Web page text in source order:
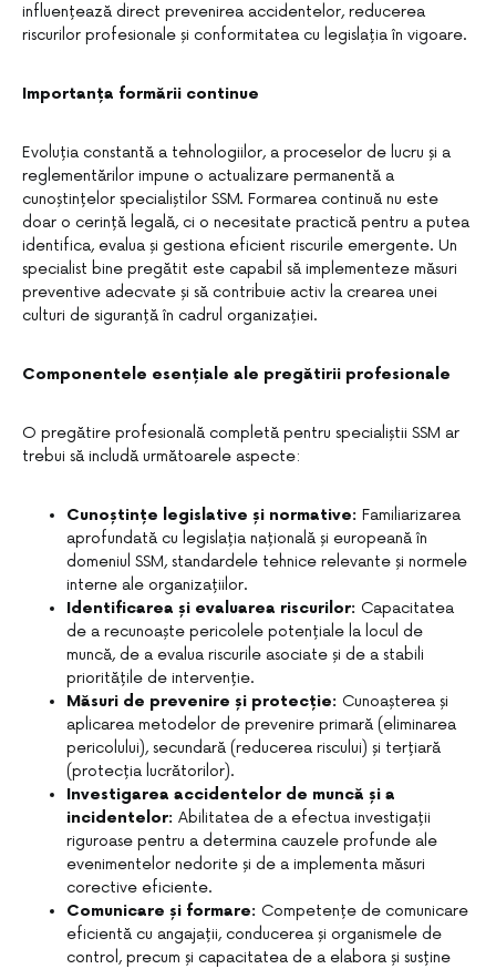
influențează direct prevenirea accidentelor, reducerea
riscurilor profesionale și conformitatea cu legislația în vigoare.
Importanța formării continue
Evoluția constantă a tehnologiilor, a proceselor de lucru și a
reglementărilor impune o actualizare permanentă a
cunoștințelor specialiștilor SSM. Formarea continuă nu este
doar o cerință legală, ci o necesitate practică pentru a putea
identifica, evalua și gestiona eficient riscurile emergente. Un
specialist bine pregătit este capabil să implementeze măsuri
preventive adecvate și să contribuie activ la crearea unei
culturi de siguranță în cadrul organizației.
Componentele esențiale ale pregătirii profesionale
O pregătire profesională completă pentru specialiștii SSM ar
trebui să includă următoarele aspecte:
Cunoștințe legislative și normative: Familiarizarea
aprofundată cu legislația națională și europeană în
domeniul SSM, standardele tehnice relevante și normele
interne ale organizațiilor.
Identificarea și evaluarea riscurilor: Capacitatea
de a recunoaște pericolele potențiale la locul de
muncă, de a evalua riscurile asociate și de a stabili
prioritățile de intervenție.
Măsuri de prevenire și protecție: Cunoașterea și
aplicarea metodelor de prevenire primară (eliminarea
pericolului), secundară (reducerea riscului) și terțiară
(protecția lucrătorilor).
Investigarea accidentelor de muncă și a
incidentelor: Abilitatea de a efectua investigații
riguroase pentru a determina cauzele profunde ale
evenimentelor nedorite și de a implementa măsuri
corective eficiente.
Comunicare și formare: Competențe de comunicare
eficientă cu angajații, conducerea și organismele de
control, precum și capacitatea de a elabora și susține